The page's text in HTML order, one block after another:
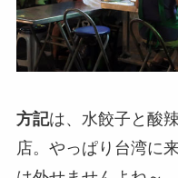
方記は、水餃子と酸
店。やっぱり台湾に